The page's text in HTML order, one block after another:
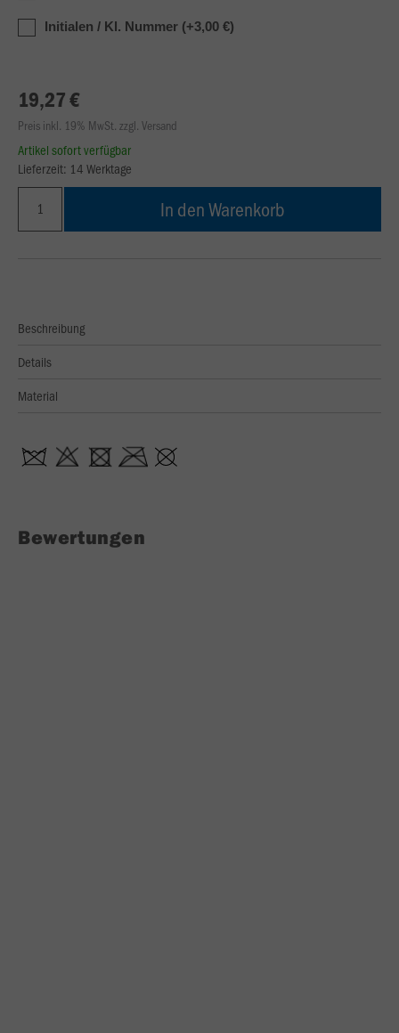
Initialen / Kl. Nummer (+3,00 €)
19,27 €
Preis inkl. 19% MwSt. zzgl. Versand
Artikel sofort verfügbar
Lieferzeit: 14 Werktage
In den Warenkorb
Beschreibung
Details
Material
Bewertungen